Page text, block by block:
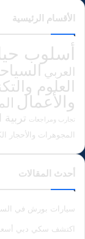
الأقسام الرئيسية
أسلوب
العربي
العلوم
والأعمال
تجارب ومراجعات
المجوهرات والأحجار
أحدث المقالات
سيارات بورش في
اكتشف سكي دبي أسعار التذاكر